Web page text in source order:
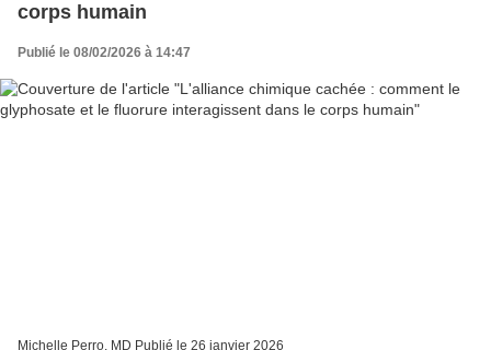
corps humain
Publié le 08/02/2026 à 14:47
Michelle Perro, MD Publié le 26 janvier 2026